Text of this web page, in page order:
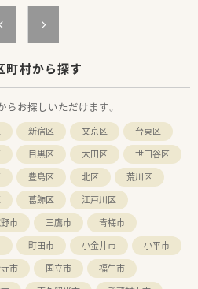
勤のみの勤務です
法人のグループ病院ならではの教育
せんが、希望すればグループ内の病院
町村から探す
お探しいただけます。
新宿区 文京区
台東区
目黒区 大田区
世田谷区
豊島区 北区
荒川区
葛飾区
江戸川区
市 三鷹市
青梅市
町田市 小金井市
小平市
市 国立市
福生市